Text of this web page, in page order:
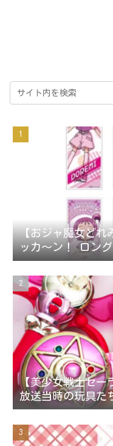
【おジャ魔女どれ
ッカ～ン！ ロン
テッカー全42種。
【美少女戦士セー
放送当時の玩具
新～